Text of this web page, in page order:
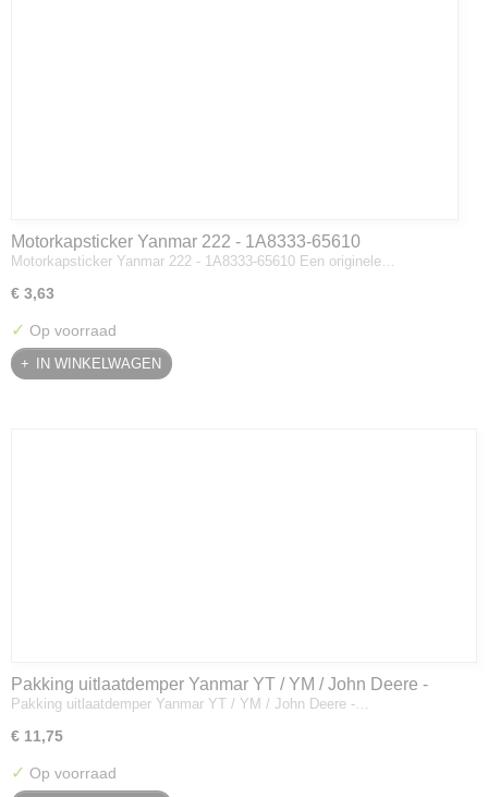
Motorkapsticker Yanmar 222 - 1A8333-65610
Motorkapsticker Yanmar 222 - 1A8333-65610 Een originele…
€ 3,63
✓ Op voorraad
IN WINKELWAGEN
Pakking uitlaatdemper Yanmar YT / YM / John Deere -
128300-13230
Pakking uitlaatdemper Yanmar YT / YM / John Deere -…
€ 11,75
✓ Op voorraad